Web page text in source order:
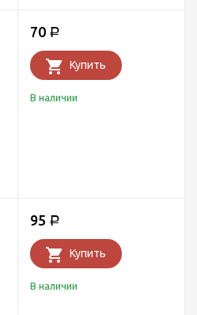
70 Р
Купить
В наличии
95 Р
Купить
В наличии